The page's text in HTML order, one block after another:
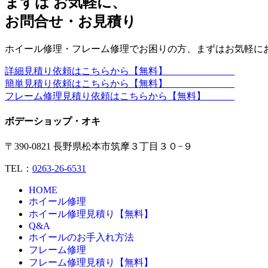
お問合せ・お見積り
ホイール修理・フレーム修理でお困りの方、まずはお気軽に
詳細見積り依頼はこちらから【無料】
簡単見積り依頼はこちらから【無料】
フレーム修理見積り依頼はこちらから【無料】
ボデーショップ・オキ
〒390-0821 長野県松本市筑摩３丁目３０−９
TEL： 0263-26-6531
HOME
ホイール修理
ホイール修理見積り【無料】
Q&A
ホイールのお手入れ方法
フレーム修理
フレーム修理見積り【無料】